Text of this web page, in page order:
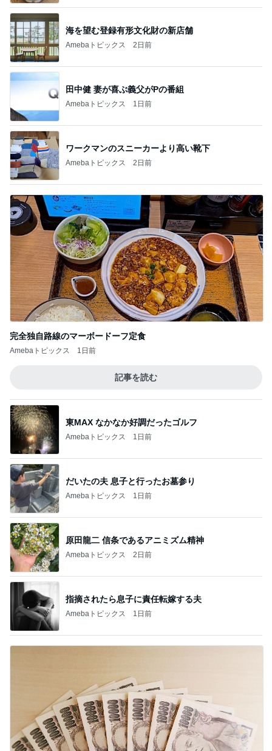
海を望む登録有形文化財の新店舗
Amebaトピックス 2日前
田中健 妻が喜ぶ義父がPの番組
Amebaトピックス 1日前
ワークマンのスニーカーより高い靴下
Amebaトピックス 2日前
完全独自路線のマーボードーフ定食
Amebaトピックス 1日前
記事を読む
東MAX なかなか好調だったゴルフ
Amebaトピックス 1日前
だいたの夫 息子と行ったお墓参り
Amebaトピックス 1日前
原田龍二 信条であるアニミズム精神
Amebaトピックス 2日前
指摘されたら息子に責任転嫁する夫
Amebaトピックス 1日前